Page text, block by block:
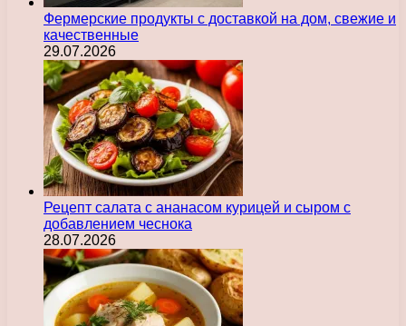
Фермерские продукты с доставкой на дом, свежие и
качественные
29.07.2026
Рецепт салата с ананасом курицей и сыром с
добавлением чеснока
28.07.2026